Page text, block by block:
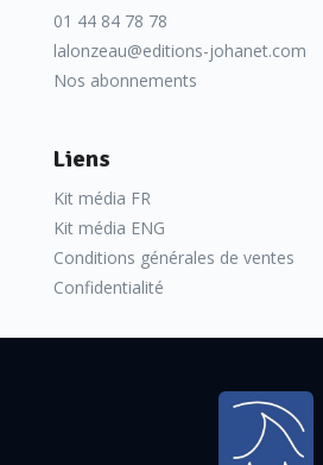
01 44 84 78 78
lalonzeau@editions-johanet.com
Nos abonnements
Liens
Kit média FR
Kit média ENG
Conditions générales de ventes
Confidentialité